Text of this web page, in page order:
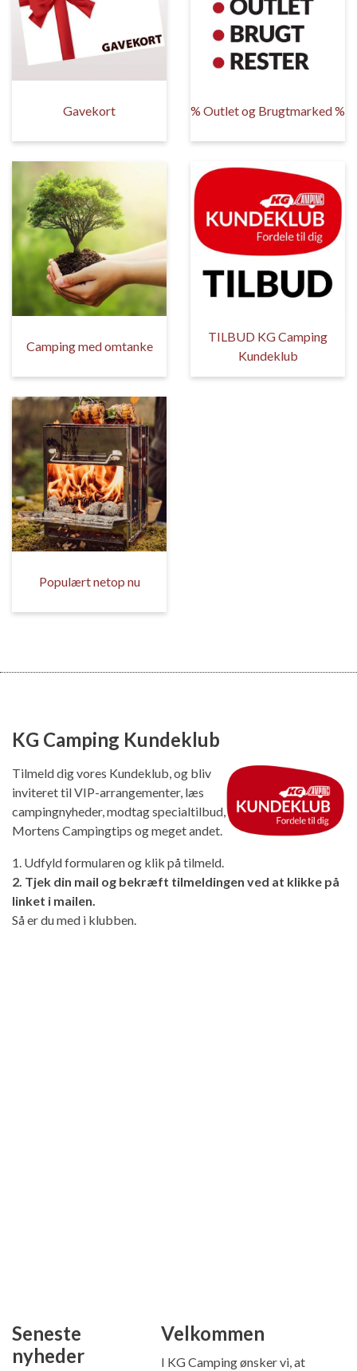
Gavekort % Outlet og Brugtmarked %
Camping med omtanke
TILBUD KG Camping
Kundeklub
Populært netop nu
KG Camping Kundeklub
Tilmeld dig vores Kundeklub, og bliv
inviteret til VIP-arrangementer, læs
campingnyheder, modtag specialtilbud,
Mortens Campingtips og meget andet.
1. Udfyld formularen og klik på tilmeld.
2. Tjek din mail og bekræft tilmeldingen ved at klikke på
linket i mailen.
Så er du med i klubben.
Seneste
nyheder
Velkommen
I KG Camping ønsker vi, at